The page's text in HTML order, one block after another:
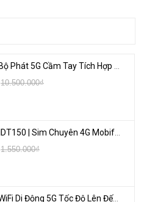
ZTE U60 Pro | Bộ Phát 5G Cầm Tay Tích Hợp Công Nghệ WiFi 7, Pin 10000mAh
10.500.000₫
1.550.000₫
ZTE U30 Pro | WiFi Di Động 5G Tốc Độ Lên Đến 500Mbps, Màn Hình Cảm Ứng